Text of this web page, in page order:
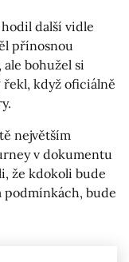
další vidle
přínosnou
bohužel si
řekl, když oficiálně
největším
v dokumentu
že kdokoli bude
podmínkách, bude